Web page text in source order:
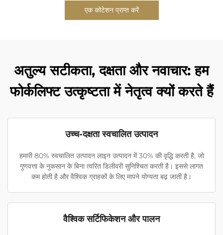
एक कोटेशन प्राप्त करें
अतुल्य सटीकता, दक्षता और नवाचार: हम
फोर्कलिफ्ट उत्कृष्टता में नेतृत्व क्यों करते हैं
उच्च-दक्षता स्वचालित उत्पादन
हमारी 80% स्वचालित उत्पादन लाइन उत्पादन में 30% की वृद्धि करती है, जो
गुणवत्ता के नुकसान के बिना त्वरित डिलीवरी सुनिश्चित करती है। इससे लागत
कम होती है और वैश्विक ग्राहकों के लिए मापने योग्यता बढ़ जाती है।
वैश्विक सर्टिफिकेशन और पालन